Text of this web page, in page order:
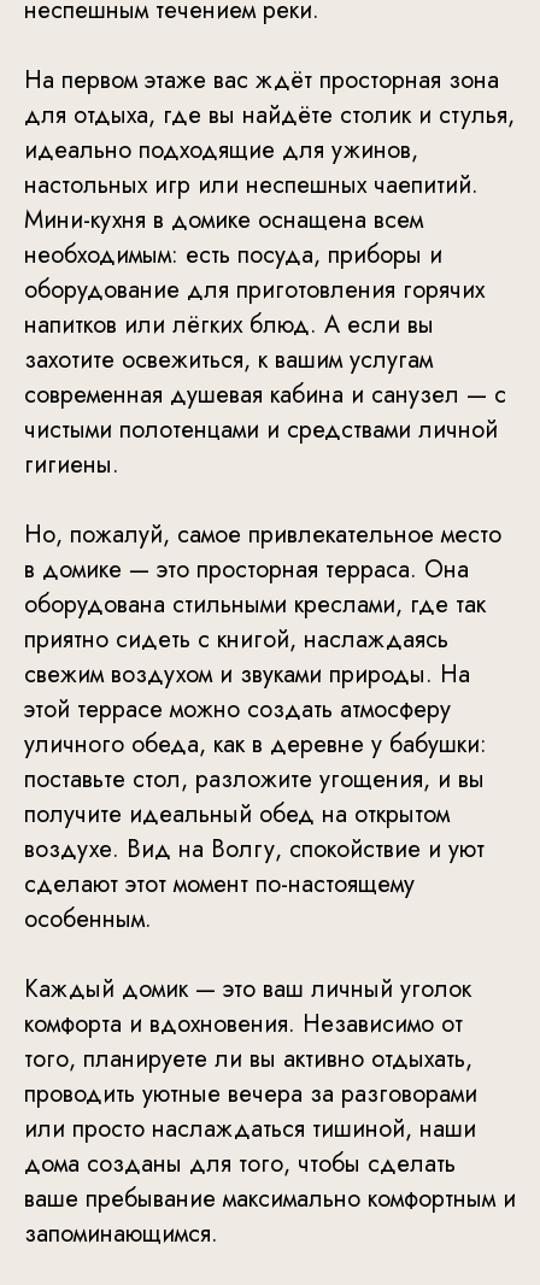
неспешным течением реки.
На первом этаже вас ждёт просторная зона
для отдыха, где вы найдёте столик и стулья,
идеально подходящие для ужинов,
настольных игр или неспешных чаепитий.
Мини-кухня в домике оснащена всем
необходимым: есть посуда, приборы и
оборудование для приготовления горячих
напитков или лёгких блюд. А если вы
захотите освежиться, к вашим услугам
современная душевая кабина и санузел — с
чистыми полотенцами и средствами личной
гигиены.
Но, пожалуй, самое привлекательное место
в домике — это просторная терраса. Она
оборудована стильными креслами, где так
приятно сидеть с книгой, наслаждаясь
свежим воздухом и звуками природы. На
этой террасе можно создать атмосферу
уличного обеда, как в деревне у бабушки:
поставьте стол, разложите угощения, и вы
получите идеальный обед на открытом
воздухе. Вид на Волгу, спокойствие и уют
сделают этот момент по-настоящему
особенным.
Каждый домик — это ваш личный уголок
комфорта и вдохновения. Независимо от
того, планируете ли вы активно отдыхать,
проводить уютные вечера за разговорами
или просто наслаждаться тишиной, наши
дома созданы для того, чтобы сделать
ваше пребывание максимально комфортным и
запоминающимся.